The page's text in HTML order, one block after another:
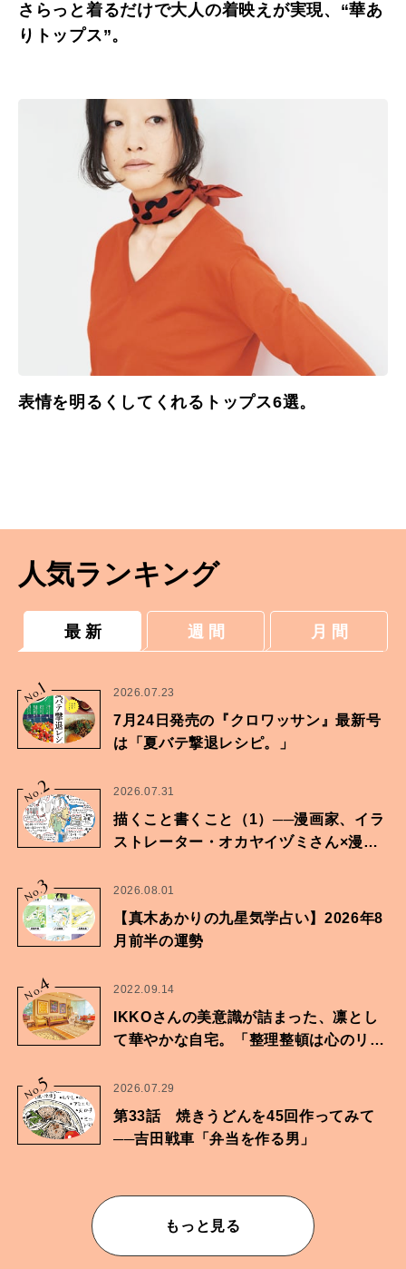
さらっと着るだけで大人の着映えが実現、“華あ
りトップス”。
表情を明るくしてくれるトップス6選。
人気ランキング
最 新 週 間 月 間
No.
1 2026.07.23
7月24日発売の『クロワッサン』最新号
は「夏バテ撃退レシピ。」
No.2 2026.07.31
描くこと書くこと（1）──漫画家、イラ
ストレーター・オカヤイヅミさん×漫画
No.3 2026.08.01
【真木あかりの九星気学占い】2026年8
月前半の運勢
No.4 2022.09.14
IKKOさんの美意識が詰まった、凛とし
て華やかな自宅。「整理整頓は心のリズ
No.5 2026.07.29
第33話 焼きうどんを45回作ってみて
──吉田戦車「弁当を作る男」
もっと見る